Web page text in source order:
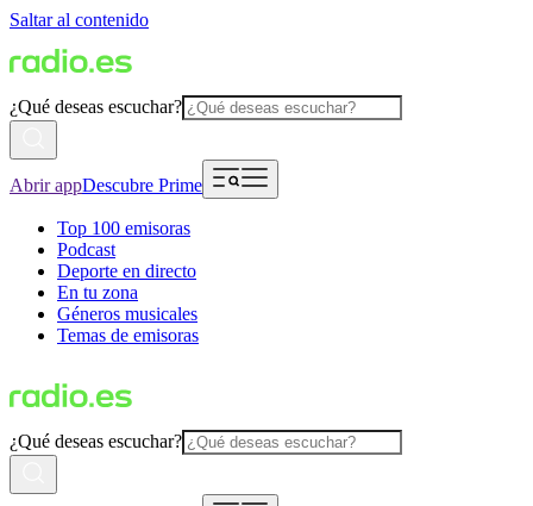
Saltar al contenido
¿Qué deseas escuchar?
Abrir appDescubre Prime
Top 100 emisoras
Podcast
Deporte en directo
En tu zona
Géneros musicales
Temas de emisoras
¿Qué deseas escuchar?